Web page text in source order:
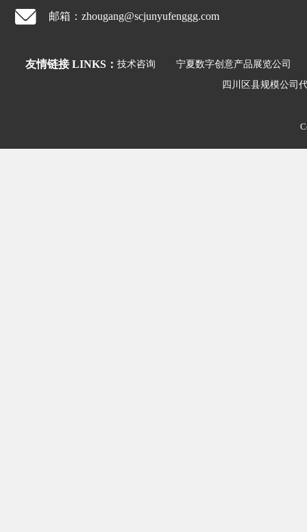
邮箱：zhougang@scjunyufenggg.com
友情链接 LINKS： 技术咨询
宁夏数字创意产品展览公司
四川区县规模公司